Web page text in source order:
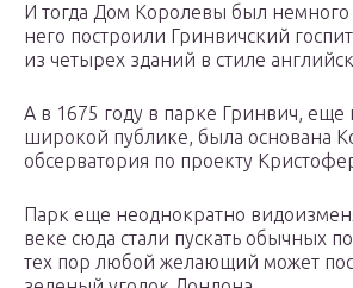
И тогда Дом Королевы был
него построили Гринвичский
из четырех зданий в стиле
А в 1675 году в парке Гринвич, еще
широкой публике, была основана
обсерватория по проекту
Парк еще неоднократно
веке сюда стали пускать обычных
тех пор любой желающий может